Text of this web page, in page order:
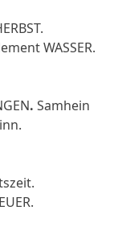
WASSER.
.Samhein